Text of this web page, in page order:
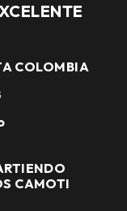
COLOMBIA
CAMOTI